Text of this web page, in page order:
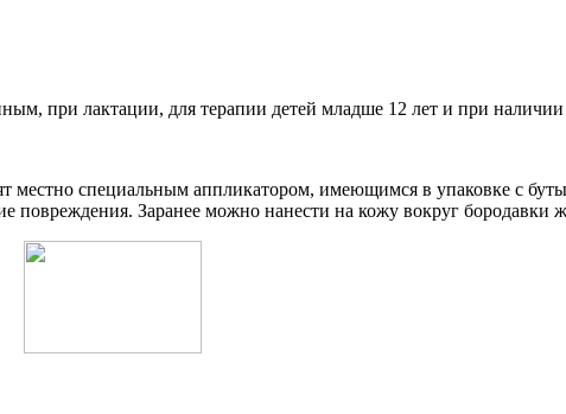
при лактации, для терапии детей младше 12 лет и при
специальным аппликатором, имеющимся в упаковке с
повреждения. Заранее можно нанести на кожу вокруг